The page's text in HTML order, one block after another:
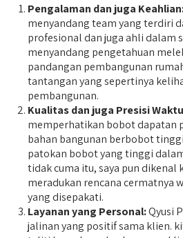
Pengalaman dan juga
menyandang team yang terdiri
profesional dan juga ahli dalam
menyandang pengetahuan
pandangan pembangunan
tantangan yang sepertinya
pembangunan.
Kualitas dan juga Presisi
memperhatikan bobot dapatan
bahan bangunan berbobot
patokan bobot yang tinggi
tidak cuma itu, saya pun dikenal
meradukan rencana cermatnya
yang disepakati.
Layanan yang Personal:Qyusi
jalinan yang positif sama klien.